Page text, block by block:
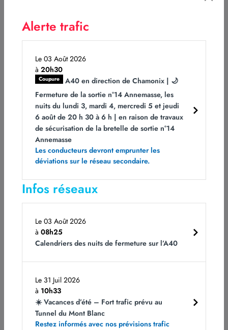
1,90 € par mois utilisé
0 € les mois où vous n’utilisez pas le badge
S’abonner
Découvrez les avantages du badge
télépéage le T par ATMB
Le badge télépéage ATMB vous propose des
remises inéditessi vous empruntez son réseau,
Alerte trafic
Le 03 Août 2026
à 20h30
Coupure
A40 en direction de Chamonix | 🌙
Fermeture de la sortie n°14 Annemasse, les
nuits du lundi 3, mardi 4, mercredi 5 et jeudi
6 août de 20 h 30 à 6 h | en raison de travaux
de sécurisation de la bretelle de sortie n°14
Annemasse
Les conducteurs devront emprunter les
déviations sur le réseau secondaire.
Infos réseaux
Le 03 Août 2026
à 08h25
Calendriers des nuits de fermeture sur l’A40
Le 31 Juil 2026
à 10h33
☀️ Vacances d’été – Fort trafic prévu au
Tunnel du Mont Blanc
Restez informés avec nos prévisions trafic